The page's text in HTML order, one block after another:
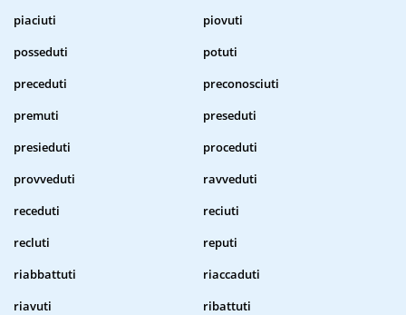
piaciuti
piovuti
posseduti
potuti
preceduti
preconosciuti
premuti
preseduti
presieduti
proceduti
provveduti
ravveduti
receduti
reciuti
recluti
reputi
riabbattuti
riaccaduti
riavuti
ribattuti